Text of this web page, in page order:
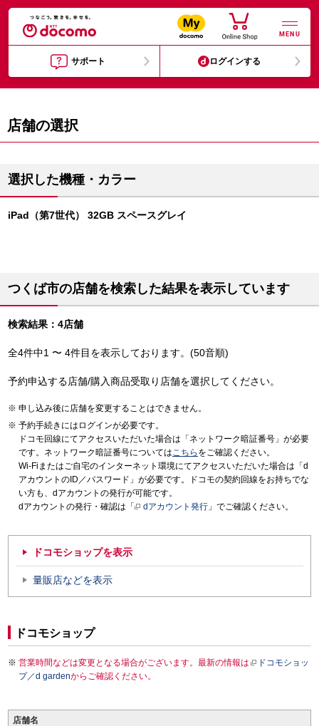
MENU
サポート ログインする
店舗の選択
選択した機種・カラー
iPad（第7世代） 32GB スペースグレイ
つくば市の店舗を検索した結果を表示しています
検索結果：4店舗
全4件中1 〜 4件目を表示しております。(50音順)
予約申込する店舗/購入商品受取り店舗を選択してください。
申し込み後に店舗を変更することはできません。
予約手続きにはログインが必要です。
ドコモ回線にてアクセスいただいた場合は「ネットワーク暗証番号」が必要
です。ネットワーク暗証番号についてはこちら をご確認ください。
Wi-Fiまたはご自宅のインターネット環境にてアクセスいただいた場合は「d
アカウントのID／パスワード」が必要です。ドコモの契約回線をお持ちでな
い方も、dアカウントの発行が可能です。
dアカウントの発行・確認は「
dアカウント発行 」でご確認ください。
ドコモショップを表示
量販店などを表示
ドコモショップ
営業時間などは変更となる場合がございます。最新の情報は
ドコモショッ
プ／d gardenからご確認ください。
店舗名